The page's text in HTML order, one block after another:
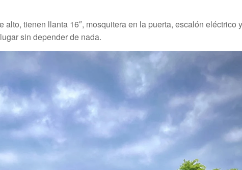
alto, tienen llanta 16″, mosquitera en la puerta, escalón eléctrico y
sin depender de nada.